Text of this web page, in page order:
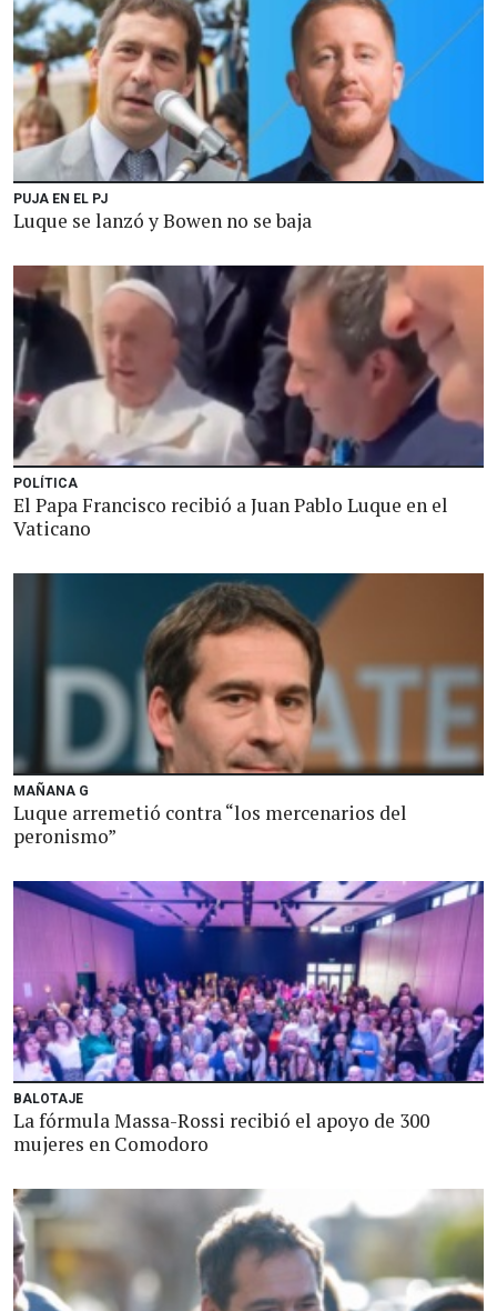
PUJA EN EL PJ
Luque se lanzó y Bowen no se baja
POLÍTICA
El Papa Francisco recibió a Juan Pablo Luque en el
Vaticano
MAÑANA G
Luque arremetió contra “los mercenarios del
peronismo”
BALOTAJE
La fórmula Massa-Rossi recibió el apoyo de 300
mujeres en Comodoro